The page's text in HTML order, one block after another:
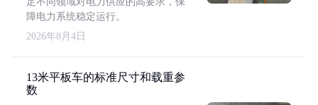
障电力系统稳定运行。
2026年8月4日
13米平板车的标准尺寸和载重参
数